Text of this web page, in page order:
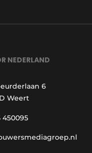
NEDERLAND
6
Weert
450095